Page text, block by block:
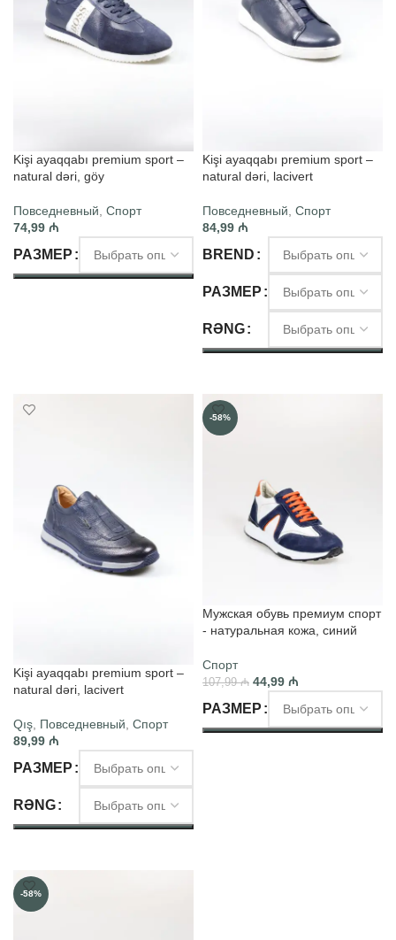
Kişi ayaqqabı premium sport –
natural dəri, göy
Повседневный Спорт
74,99 ₼
РАЗМЕР
Kişi ayaqqabı premium sport –
natural dəri, lacivert
Повседневный Спорт
84,99 ₼
BREND
РАЗМЕР
RƏNG
Kişi ayaqqabı premium sport –
natural dəri, lacivert
Qış Повседневный Спорт
89,99 ₼
РАЗМЕР
RƏNG
-58%
Мужская обувь премиум спорт
- натуральная кожа, синий
Спорт
107,99₼ 44,99 ₼
РАЗМЕР
-58%